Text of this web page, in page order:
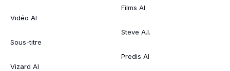
Vidéo AI
Sous-titre
Vizard AI
Films AI
Steve A.I.
Predis AI